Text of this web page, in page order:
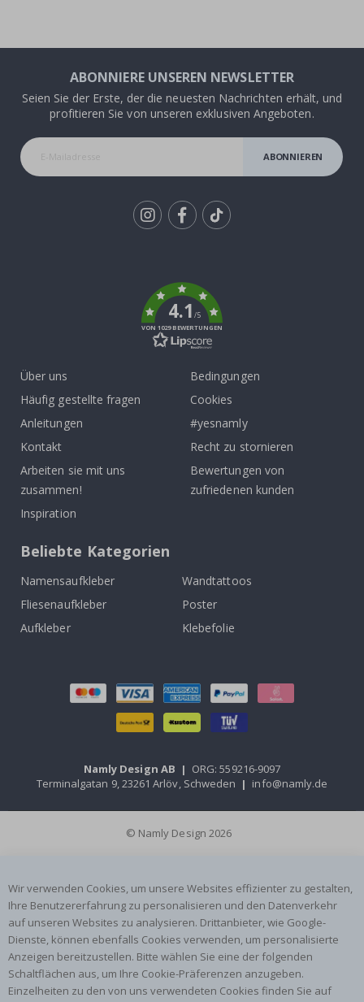
ABONNIERE UNSEREN NEWSLETTER
Seien Sie der Erste, der die neuesten Nachrichten erhält, und
profitieren Sie von unseren exklusiven Angeboten.
ABONNIEREN
4.1/5
VON 1029 BEWERTUNGEN
Über uns
Häufig gestellte fragen
Anleitungen
Kontakt
Arbeiten sie mit uns
zusammen!
Inspiration
Bedingungen
Cookies
#yesnamly
Recht zu stornieren
Bewertungen von
zufriedenen kunden
Beliebte Kategorien
Namensaufkleber
Wandtattoos
Fliesenaufkleber
Poster
Aufkleber
Klebefolie
Namly Design AB | ORG: 559216-9097
Terminalgatan 9, 23261 Arlöv, Schweden | info@namly.de
© Namly Design 2026
Wir verwenden Cookies, um unsere Websites effizienter zu gestalten,
Ihre Benutzererfahrung zu personalisieren und den Datenverkehr
auf unseren Websites zu analysieren. Drittanbieter, wie Google-
Dienste, können ebenfalls Cookies verwenden, um personalisierte
Anzeigen bereitzustellen. Bitte wählen Sie eine der folgenden
Schaltflächen aus, um Ihre Cookie-Präferenzen anzugeben.
Einzelheiten zu den von uns verwendeten Cookies finden Sie auf